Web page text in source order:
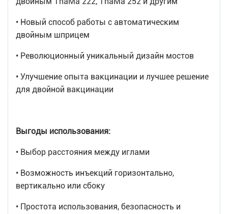
• Новый способ работы с автоматическим
двойным шприцем
• Революционный уникальный дизайн мостов
• Улучшение опыта вакцинации и лучшее решение
для двойной вакцинации
Выгоды использования:
• Выбор расстояния между иглами
• Возможность инъекций горизонтально,
вертикально или сбоку
• Простота использования, безопасность и